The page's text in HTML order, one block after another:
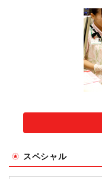
スペシャル